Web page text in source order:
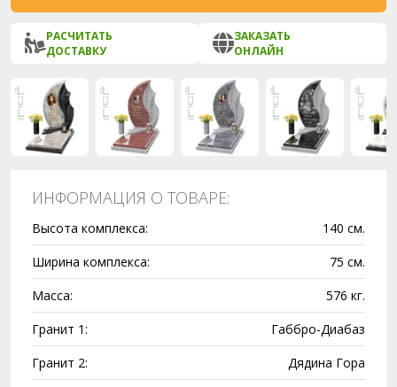
РАСЧИТАТЬ
ДОСТАВКУ
ЗАКАЗАТЬ
ОНЛАЙН
ИНФОРМАЦИЯ О ТОВАРЕ:
Высота комплекса:
140 см.
Ширина комплекса:
75 см.
Масса:
576 кг.
Гранит 1:
Габбро-Диабаз
Гранит 2:
Дядина Гора